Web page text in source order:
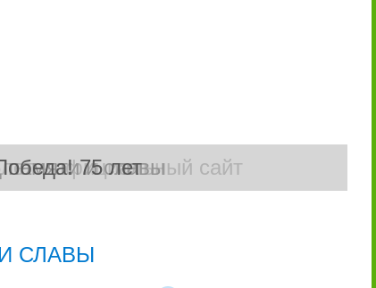
- официальный сайт
памяти и славы
75 лет
СЛАВЫ